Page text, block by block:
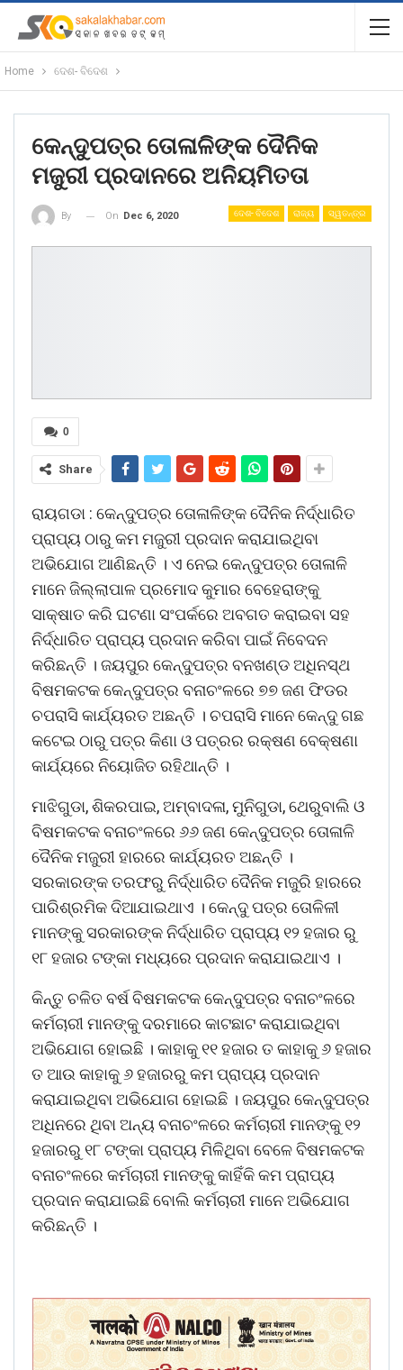
Home ଦେଶ- ବିଦେଶ
କେନ୍ଦୁପତ୍ର ତୋଳାଳିଙ୍କ ଦୈନିକ
ମଜୁରୀ ପ୍ରଦାନରେ ଅନିୟମିତତା
ଦେଶ- ବିଦେଶ ରାଜ୍ୟ ସ୍ୱତନ୍ତ୍ର
By On Dec 6, 2020
0
Share
ରାୟଗଡା : କେନ୍ଦୁପତ୍ର ତୋଳାଳିଙ୍କ ଦୈନିକ ନିର୍ଦ୍ଧାରିତ
ପ୍ରାପ୍ୟ ଠାରୁ କମ ମଜୁରୀ ପ୍ରଦାନ କରାଯାଇଥିବା
ଅଭିଯୋଗ ଆଣିଛନ୍ତି । ଏ ନେଇ କେନ୍ଦୁପତ୍ର ତୋଳାଳି
ମାନେ ଜିଲ୍ଲାପାଳ ପ୍ରମୋଦ କୁମାର ବେହେରାଙ୍କୁ
ସାକ୍ଷାତ କରି ଘଟଣା ସଂପର୍କରେ ଅବଗତ କରାଇବା ସହ
ନିର୍ଦ୍ଧାରିତ ପ୍ରାପ୍ୟ ପ୍ରଦାନ କରିବା ପାଇଁ ନିବେଦନ
କରିଛନ୍ତି । ଜୟପୁର କେନ୍ଦୁପତ୍ର ବନଖଣ୍ଡ ଅଧିନସ୍ଥ
ବିଷମକଟକ କେନ୍ଦୁପତ୍ର ବନାଚଂଳରେ ୭୭ ଜଣ ଫିଡର
ଚପରାସି କାର୍ଯ୍ୟରତ ଅଛନ୍ତି । ଚପରାସି ମାନେ କେନ୍ଦୁ ଗଛ
କଟେଇ ଠାରୁ ପତ୍ର କିଣା ଓ ପତ୍ରର ରକ୍ଷଣ ବେକ୍ଷଣା
କାର୍ଯ୍ୟରେ ନିୟୋଜିତ ରହିଥାନ୍ତି ।
ମାଝିଗୁଡା, ଶିକରପାଇ, ଅମ୍ବାଦଳା, ମୁନିଗୁଡା, ଥେରୁବାଲି ଓ
ବିଷମକଟକ ବନାଚଂଳରେ ୬୬ ଜଣ କେନ୍ଦୁପତ୍ର ତୋଳାଳି
ଦୈନିକ ମଜୁରୀ ହାରରେ କାର୍ଯ୍ୟରତ ଅଛନ୍ତି ।
ସରକାରଙ୍କ ତରଫରୁ ନିର୍ଦ୍ଧାରିତ ଦୈନିକ ମଜୁରି ହାରରେ
ପାରିଶ୍ରମିକ ଦିଆଯାଇଥାଏ । କେନ୍ଦୁ ପତ୍ର ତୋଳିଳୀ
ମାନଙ୍କୁ ସରକାରଙ୍କ ନିର୍ଦ୍ଧାରିତ ପ୍ରାପ୍ୟ ୧୨ ହଜାର ରୁ
୧୮ ହଜାର ଟଙ୍କା ମଧ୍ୟରେ ପ୍ରଦାନ କରାଯାଇଥାଏ ।
କିନ୍ତୁ ଚଳିତ ବର୍ଷ ବିଷମକଟକ କେନ୍ଦୁପତ୍ର ବନାଚଂଳରେ
କର୍ମଚାରୀ ମାନଙ୍କୁ ଦରମାରେ କାଟଛାଟ କରାଯାଇଥିବା
ଅଭିଯୋଗ ହୋଇଛି । କାହାକୁ ୧୧ ହଜାର ତ କାହାକୁ ୬ ହଜାର
ତ ଆଉ କାହାକୁ ୬ ହଜାରରୁ କମ ପ୍ରାପ୍ୟ ପ୍ରଦାନ
କରାଯାଇଥିବା ଅଭିଯୋଗ ହୋଇଛି । ଜୟପୁର କେନ୍ଦୁପତ୍ର
ଅଧିନରେ ଥିବା ଅନ୍ୟ ବନାଚଂଳରେ କର୍ମଚାରୀ ମାନଙ୍କୁ ୧୨
ହଜାରରୁ ୧୮ ଟଙ୍କା ପ୍ରାପ୍ୟ ମିଳିଥିବା ବେଳେ ବିଷମକଟକ
ବନାଚଂଳରେ କର୍ମଚାରୀ ମାନଙ୍କୁ କାହିଁକି କମ ପ୍ରାପ୍ୟ
ପ୍ରଦାନ କରାଯାଇଛି ବୋଲି କର୍ମଚାରୀ ମାନେ ଅଭିଯୋଗ
କରିଛନ୍ତି ।